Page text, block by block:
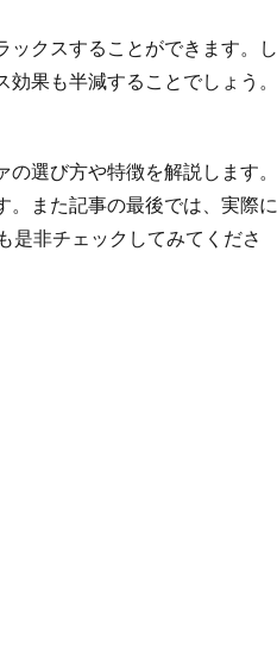
ックスすることができます。し
果も半減することでしょう。
選び方や特徴を解説します。
。また記事の最後では、実際に
是非チェックしてみてくださ